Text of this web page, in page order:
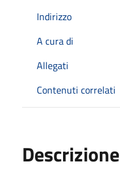
Indirizzo
A cura di
Allegati
Contenuti correlati
Descrizione